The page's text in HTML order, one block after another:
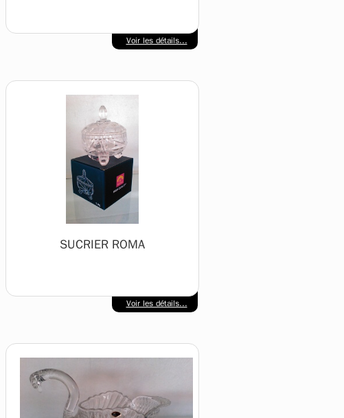
Voir les détails...
SUCRIER ROMA
Voir les détails...